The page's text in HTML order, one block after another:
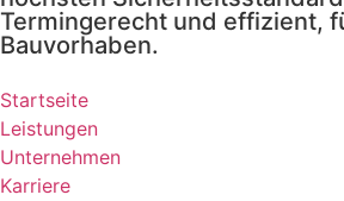
Termingerecht und effizient,
Bauvorhaben.
Startseite
Leistungen
Unternehmen
Karriere